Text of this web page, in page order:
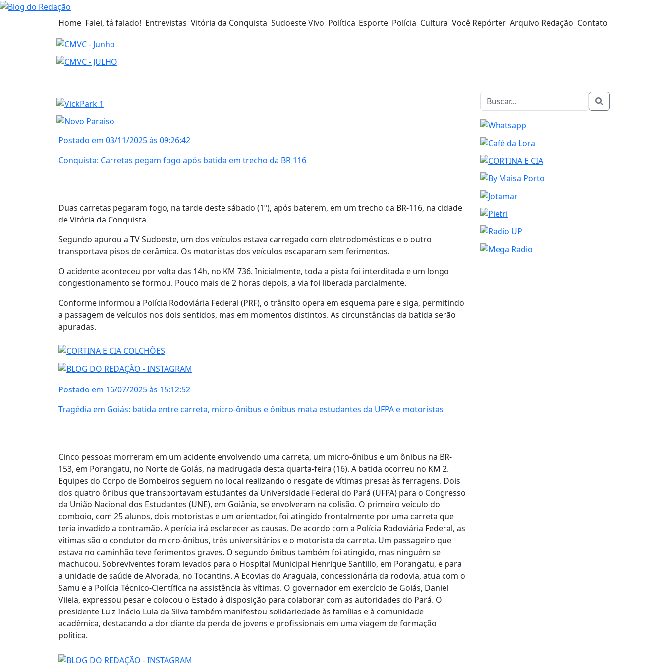
Home Falei, tá falado! Entrevistas Vitória da Conquista Sudoeste Vivo Política Esporte Polícia Cultura Você Repórter Arquivo Redação Contato
Postado em 03/11/2025 às 09:26:42
Conquista: Carretas pegam fogo após batida em trecho da BR 116
Duas carretas pegaram fogo, na tarde deste sábado (1º), após baterem, em um trecho da BR-116, na cidade
de Vitória da Conquista.
Segundo apurou a TV Sudoeste, um dos veículos estava carregado com eletrodomésticos e o outro
transportava pisos de cerâmica. Os motoristas dos veículos escaparam sem ferimentos.
O acidente aconteceu por volta das 14h, no KM 736. Inicialmente, toda a pista foi interditada e um longo
congestionamento se formou. Pouco mais de 2 horas depois, a via foi liberada parcialmente.
Conforme informou a Polícia Rodoviária Federal (PRF), o trânsito opera em esquema pare e siga, permitindo
a passagem de veículos nos dois sentidos, mas em momentos distintos. As circunstâncias da batida serão
apuradas.
Postado em 16/07/2025 às 15:12:52
Tragédia em Goiás: batida entre carreta, micro-ônibus e ônibus mata estudantes da UFPA e motoristas
Cinco pessoas morreram em um acidente envolvendo uma carreta, um micro-ônibus e um ônibus na BR-
153, em Porangatu, no Norte de Goiás, na madrugada desta quarta-feira (16). A batida ocorreu no KM 2.
Equipes do Corpo de Bombeiros seguem no local realizando o resgate de vítimas presas às ferragens. Dois
dos quatro ônibus que transportavam estudantes da Universidade Federal do Pará (UFPA) para o Congresso
da União Nacional dos Estudantes (UNE), em Goiânia, se envolveram na colisão. O primeiro veículo do
comboio, com 25 alunos, dois motoristas e um orientador, foi atingido frontalmente por uma carreta que
teria invadido a contramão. A perícia irá esclarecer as causas. De acordo com a Polícia Rodoviária Federal, as
vítimas são o condutor do micro-ônibus, três universitários e o motorista da carreta. Um passageiro que
estava no caminhão teve ferimentos graves. O segundo ônibus também foi atingido, mas ninguém se
machucou. Sobreviventes foram levados para o Hospital Municipal Henrique Santillo, em Porangatu, e para
a unidade de saúde de Alvorada, no Tocantins. A Ecovias do Araguaia, concessionária da rodovia, atua com o
Samu e a Polícia Técnico-Científica na assistência às vítimas. O governador em exercício de Goiás, Daniel
Vilela, expressou pesar e colocou o Estado à disposição para colaborar com as autoridades do Pará. O
presidente Luiz Inácio Lula da Silva também manifestou solidariedade às famílias e à comunidade
acadêmica, destacando a dor diante da perda de jovens e profissionais em uma viagem de formação
política.